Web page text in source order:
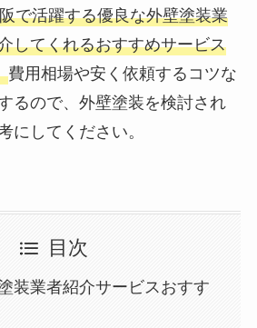
で活躍する優良な外壁塗装業
してくれるおすすめサービス
費用相場や安く依頼するコツな
るので、外壁塗装を検討され
にしてください。
目次
装業者紹介サービスおすす